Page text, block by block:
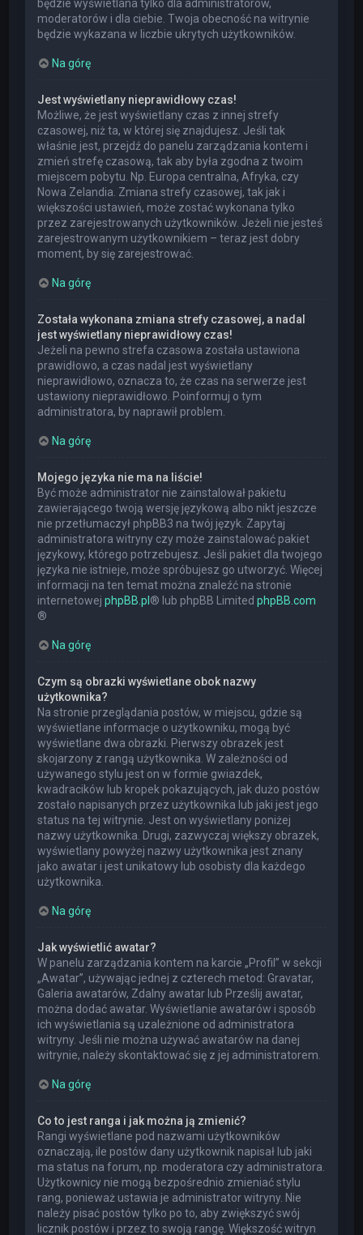
będzie wyświetlana tylko dla administratorów,
moderatorów i dla ciebie. Twoja obecność na witrynie
będzie wykazana w liczbie ukrytych użytkowników.
Na górę
Jest wyświetlany nieprawidłowy czas!
Możliwe, że jest wyświetlany czas z innej strefy
czasowej, niż ta, w której się znajdujesz. Jeśli tak
właśnie jest, przejdź do panelu zarządzania kontem i
zmień strefę czasową, tak aby była zgodna z twoim
miejscem pobytu. Np. Europa centralna, Afryka, czy
Nowa Zelandia. Zmiana strefy czasowej, tak jak i
większości ustawień, może zostać wykonana tylko
przez zarejestrowanych użytkowników. Jeżeli nie jesteś
zarejestrowanym użytkownikiem – teraz jest dobry
moment, by się zarejestrować.
Na górę
Została wykonana zmiana strefy czasowej, a nadal
jest wyświetlany nieprawidłowy czas!
Jeżeli na pewno strefa czasowa została ustawiona
prawidłowo, a czas nadal jest wyświetlany
nieprawidłowo, oznacza to, że czas na serwerze jest
ustawiony nieprawidłowo. Poinformuj o tym
administratora, by naprawił problem.
Na górę
Mojego języka nie ma na liście!
Być może administrator nie zainstalował pakietu
zawierającego twoją wersję językową albo nikt jeszcze
nie przetłumaczył phpBB3 na twój język. Zapytaj
administratora witryny czy może zainstalować pakiet
językowy, którego potrzebujesz. Jeśli pakiet dla twojego
języka nie istnieje, może spróbujesz go utworzyć. Więcej
informacji na ten temat można znaleźć na stronie
internetowejphpBB.pl ® lub phpBB LimitedphpBB.com
®
Na górę
Czym są obrazki wyświetlane obok nazwy
użytkownika?
Na stronie przeglądania postów, w miejscu, gdzie są
wyświetlane informacje o użytkowniku, mogą być
wyświetlane dwa obrazki. Pierwszy obrazek jest
skojarzony z rangą użytkownika. W zależności od
używanego stylu jest on w formie gwiazdek,
kwadracików lub kropek pokazujących, jak dużo postów
zostało napisanych przez użytkownika lub jaki jest jego
status na tej witrynie. Jest on wyświetlany poniżej
nazwy użytkownika. Drugi, zazwyczaj większy obrazek,
wyświetlany powyżej nazwy użytkownika jest znany
jako awatar i jest unikatowy lub osobisty dla każdego
użytkownika.
Na górę
Jak wyświetlić awatar?
W panelu zarządzania kontem na karcie „Profil” w sekcji
„Awatar”, używając jednej z czterech metod: Gravatar,
Galeria awatarów, Zdalny awatar lub Prześlij awatar,
można dodać awatar. Wyświetlanie awatarów i sposób
ich wyświetlania są uzależnione od administratora
witryny. Jeśli nie można używać awatarów na danej
witrynie, należy skontaktować się z jej administratorem.
Na górę
Co to jest ranga i jak można ją zmienić?
Rangi wyświetlane pod nazwami użytkowników
oznaczają, ile postów dany użytkownik napisał lub jaki
ma status na forum, np. moderatora czy administratora.
Użytkownicy nie mogą bezpośrednio zmieniać stylu
rang, ponieważ ustawia je administrator witryny. Nie
należy pisać postów tylko po to, aby zwiększyć swój
licznik postów i przez to swoją rangę. Większość witryn